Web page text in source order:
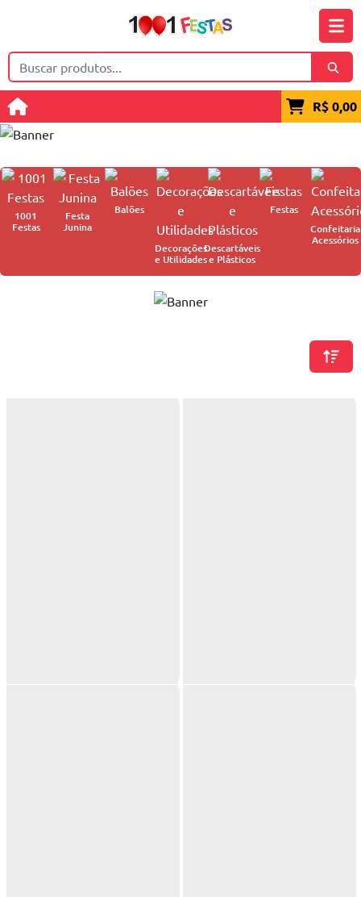
R$ 0,00
1001
Festas
Festa
Junina
Balões
Decorações
e Utilidades
Descartáveis
e Plásticos
Festas
Confeitaria
Acessórios